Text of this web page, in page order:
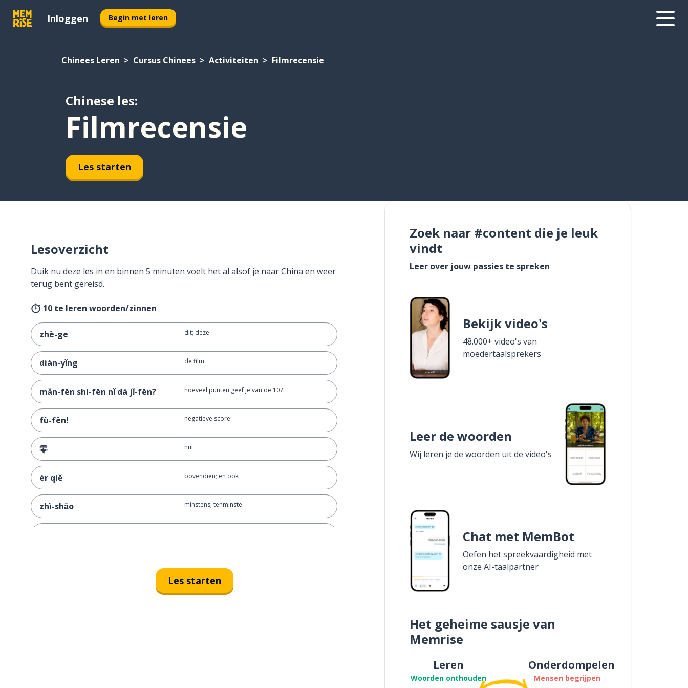
Inloggen Begin met leren
Chinees Leren Cursus Chinees Activiteiten Filmrecensie
Chinese les:
Filmrecensie
Les starten
Lesoverzicht
Duik nu deze les in en binnen 5 minuten voelt het al alsof je naar China en weer
terug bent gereisd.
10 te leren woorden/zinnen
zhè-ge dit; deze
diàn-yǐng de film
mǎn-fēn shí-fēn nǐ dá jǐ-fēn? hoeveel punten geef je van de 10?
fù-fēn! negatieve score!
零 nul
ér qiě bovendien; en ook
zhì-shǎo minstens; tenminste
Les starten
Zoek naar #content die je leuk
vindt
Leer over jouw passies te spreken
Bekijk video's
48.000+ video's van
moedertaalsprekers
Leer de woorden
Wij leren je de woorden uit de video's
Chat met MemBot
Oefen het spreekvaardigheid met
onze AI-taalpartner
Het geheime sausje van
Memrise
Leren
Woorden onthouden
Onderdompelen
Mensen begrijpen